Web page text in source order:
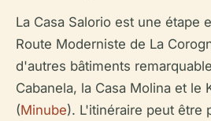
La Casa Salorio est une étape
Route Moderniste de La
d'autres bâtiments
Cabanela, la Casa Molina et le
(Minube). L'itinéraire peut être